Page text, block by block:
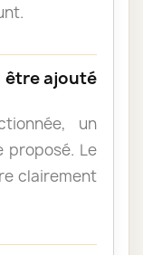
être ajouté
un
proposé. Le
clairement